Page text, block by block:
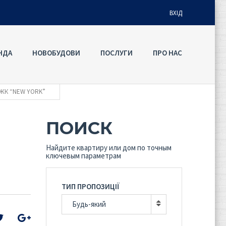
ВХІД
Ім'я користувача
пароль?
Запам'ятати мене
НОВОБУДОВИ ПОСЛУГИ ПРО НАС
“NEW YORK”
ПОИСК
Найдите квартиру или дом по точным
ключевым параметрам
ТИП ПРОПОЗИЦІЇ
Будь-який